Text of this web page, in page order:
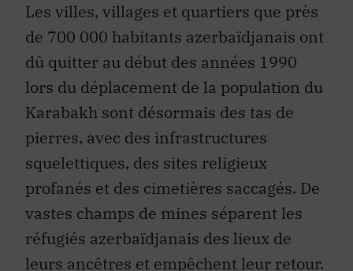
Les villes, villages et quartiers que près
de 700 000 habitants azerbaïdjanais ont
dû quitter au début des années 1990
lors du déplacement de la population du
Karabakh sont désormais des tas de
pierres, avec des infrastructures
squelettiques, des sites religieux
profanés et des cimetières saccagés. De
vastes champs de mines séparent les
réfugiés azerbaïdjanais des lieux de
leurs ancêtres et empêchent leur retour.